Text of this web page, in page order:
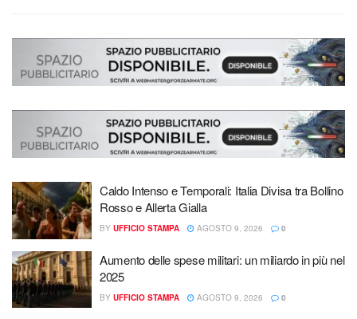
Caldo Intenso e Temporali: Italia Divisa tra Bollino
Rosso e Allerta Gialla
BY UFFICIO STAMPA AGOSTO 9, 2026 0
Aumento delle spese militari: un miliardo in più nel
2025
BY UFFICIO STAMPA AGOSTO 9, 2026 0